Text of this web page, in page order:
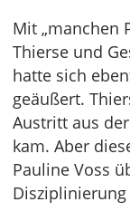
Mit „manchen
Thierse und
hatte sich
geäußert.
Austritt aus
kam. Aber
Pauline Voss